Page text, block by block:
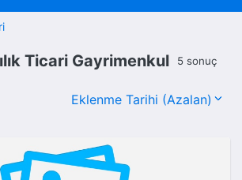
Ticari Gayrimenkul 5 sonuç